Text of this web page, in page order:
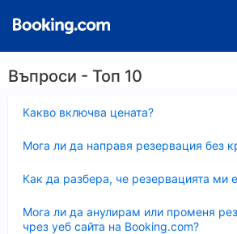
Въпроси - Топ 10
Какво включва цената?
Мога ли да направя резервация без
Как да разбера, че резервацията ми
Мога ли да анулирам или променя
чрез уеб сайта на Booking.com?